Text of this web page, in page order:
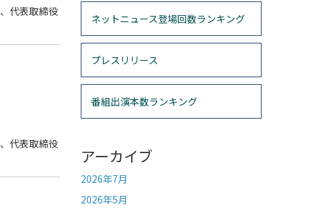
代表取締役
代表取締役
ネットニュース登場回数ランキング
プレスリリース
番組出演本数ランキング
アーカイブ
2026年7月
2026年5月